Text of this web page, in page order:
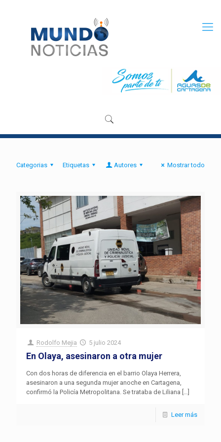
Categorias Etiquetas Autores Mostrar todo
Rodolfo Mejia 5 julio 2024
En Olaya, asesinaron a otra mujer
Con dos horas de diferencia en el barrio Olaya Herrera,
asesinaron a una segunda mujer anoche en Cartagena,
confirmó la Policía Metropolitana. Se trataba de Liliana
Leer más